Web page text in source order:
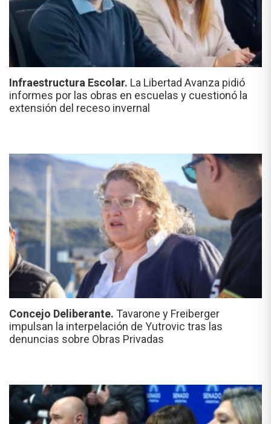
Infraestructura Escolar. La Libertad Avanza pidió
informes por las obras en escuelas y cuestionó la
extensión del receso invernal
Concejo Deliberante. Tavarone y Freiberger
impulsan la interpelación de Yutrovic tras las
denuncias sobre Obras Privadas